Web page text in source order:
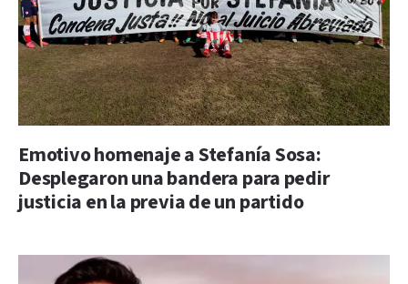
Emotivo homenaje a Stefanía Sosa:
Desplegaron una bandera para pedir
justicia en la previa de un partido